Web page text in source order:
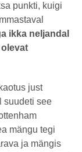
punkti, kuigi
ikka neljandal
just
suudeti see
mängu tegi
ja mängis